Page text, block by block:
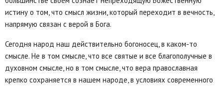
истину о том, что смысл жизни, который переходит в вечность,
напрямую связан с верой в Бога.
Сегодня народ наш действительно богоносец, в каком-то
смысле. Не в том смысле, что все святые и все благополучные в
духовном смысле, но в том смысле, что вера православная
крепко сохраняется в нашем народе, в условиях современного